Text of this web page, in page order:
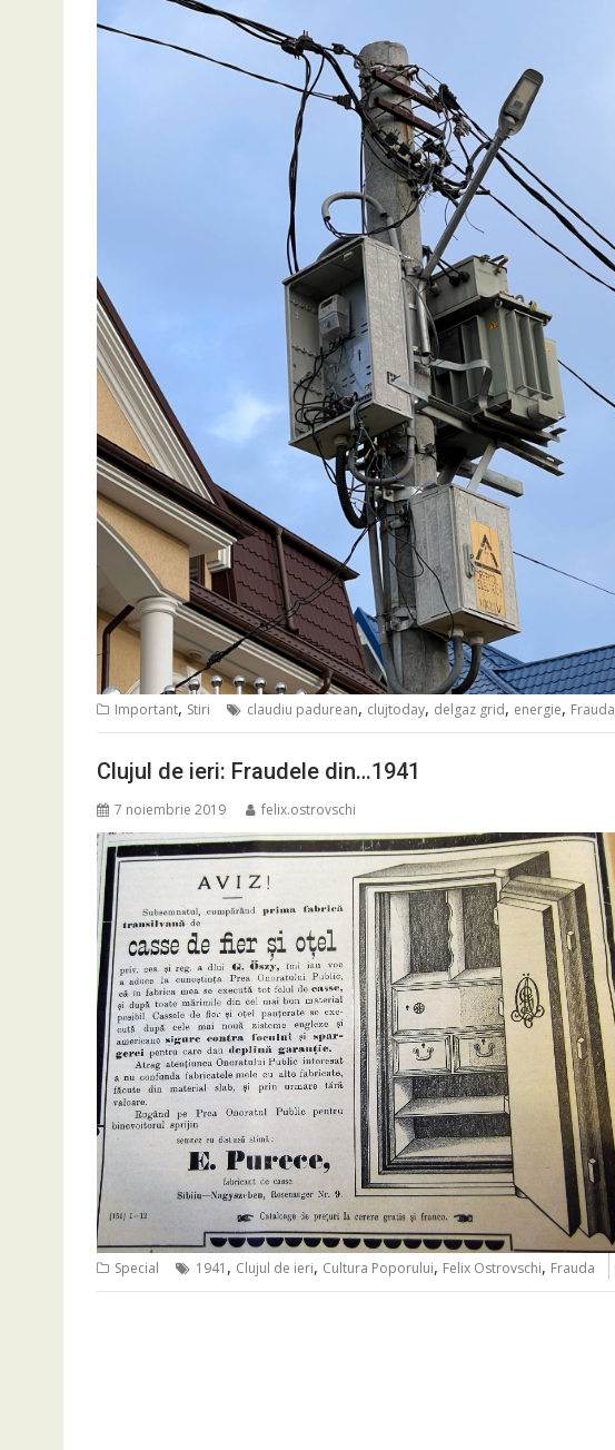
Important, Stiri claudiu padurean, clujtoday, delgaz grid, energie, Frauda
Clujul de ieri: Fraudele din…1941
7 noiembrie 2019 felix.ostrovschi
Special 1941 , Clujul de ieri, Cultura Poporului, Felix Ostrovschi, Frauda